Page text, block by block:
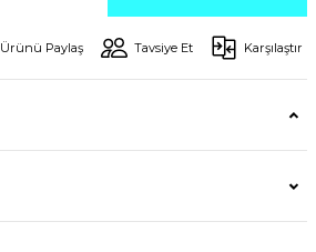
Ürünü Paylaş Tavsiye Et Karşılaştır